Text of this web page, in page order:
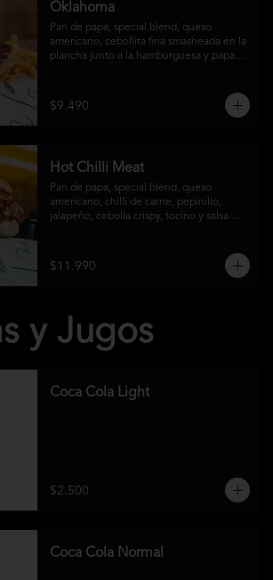
Oklahoma
Pan de papa, special blend, queso
americano, cebollita fina smasheada en la
plancha junto a la hamburguesa y papas
$9.490
Hot Chilli Meat
Pan de papa, special blend, queso
americano, chilli de carne, pepinillo,
jalapeño, cebolla crispy, tocino y salsa
$11.990
y Jugos
Coca Cola Light
$2.500
Coca Cola Normal